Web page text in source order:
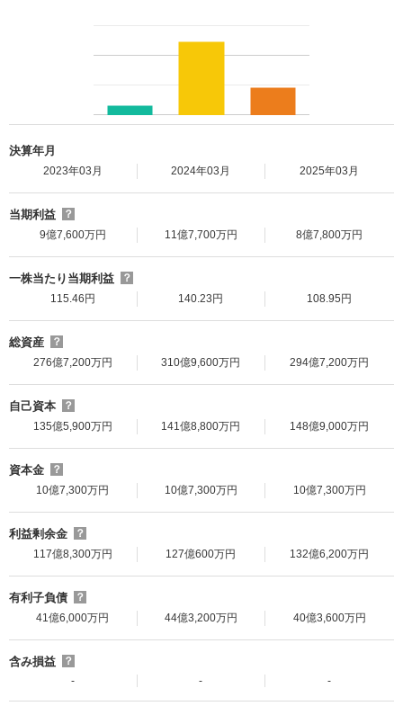
決算年月
2023年03月 2024年03月 2025年03月
当期利益
？
9億7,600万円
11億7,700万円 8億7,800万円
一株当たり当期利益
？
115.46円
140.23円 108.95円
総資産
？
276億7,200万円
310億9,600万円 294億7,200万円
自己資本
？
135億5,900万円
141億8,800万円 148億9,000万円
資本金
？
10億7,300万円
10億7,300万円 10億7,300万円
利益剰余金
？
117億8,300万円
127億600万円 132億6,200万円
有利子負債
？
41億6,000万円
44億3,200万円 40億3,600万円
含み損益
？
-
- -